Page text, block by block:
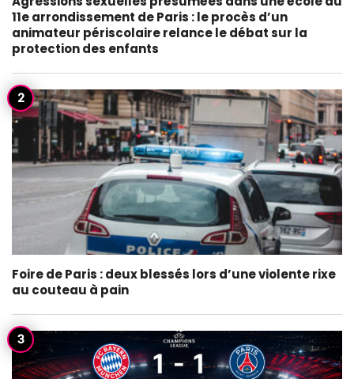
11e arrondissement de Paris : le procès d’un
animateur périscolaire relance le débat sur la
protection des enfants
Foire de Paris : deux blessés lors d’une violente rixe
au couteau à pain